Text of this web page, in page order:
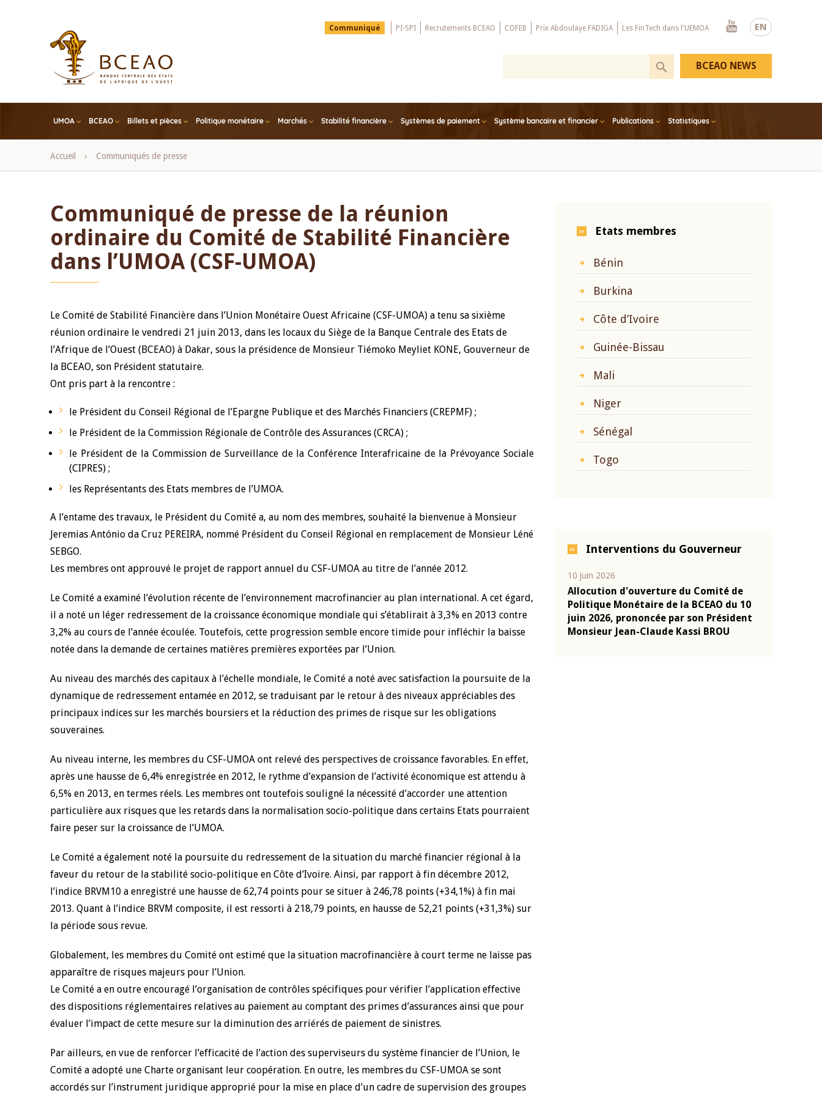
EN
Menu
Top
Communiqué PI-SPI Recrutements BCEAO COFEB Prix Abdoulaye FADIGA Les FinTech dans l'UEMOA
Youtube
UMOA BCEAO Billets et pièces Politique monétaire Marchés Stabilité financière Systèmes de paiement Système bancaire et financier Publications Statistiques
BCEAO NEWS
Fil
Accueil Communiqués de presse
Communiqué de presse de la réunion
ordinaire du Comité de Stabilité Financière
dans l’UMOA (CSF-UMOA)
Le Comité de Stabilité Financière dans l’Union Monétaire Ouest Africaine (CSF-UMOA) a tenu sa sixième
réunion ordinaire le vendredi 21 juin 2013, dans les locaux du Siège de la Banque Centrale des Etats de
l’Afrique de l’Ouest (BCEAO) à Dakar, sous la présidence de Monsieur Tiémoko Meyliet KONE, Gouverneur de
la BCEAO, son Président statutaire.
Ont pris part à la rencontre :
le Président du Conseil Régional de l’Epargne Publique et des Marchés Financiers (CREPMF) ;
le Président de la Commission Régionale de Contrôle des Assurances (CRCA) ;
le Président de la Commission de Surveillance de la Conférence Interafricaine de la Prévoyance Sociale
(CIPRES) ;
les Représentants des Etats membres de l’UMOA.
A l’entame des travaux, le Président du Comité a, au nom des membres, souhaité la bienvenue à Monsieur
Jeremias António da Cruz PEREIRA, nommé Président du Conseil Régional en remplacement de Monsieur Léné
SEBGO.
Les membres ont approuvé le projet de rapport annuel du CSF-UMOA au titre de l’année 2012.
Le Comité a examiné l’évolution récente de l’environnement macrofinancier au plan international. A cet égard,
il a noté un léger redressement de la croissance économique mondiale qui s’établirait à 3,3% en 2013 contre
3,2% au cours de l’année écoulée. Toutefois, cette progression semble encore timide pour infléchir la baisse
notée dans la demande de certaines matières premières exportées par l’Union.
Au niveau des marchés des capitaux à l’échelle mondiale, le Comité a noté avec satisfaction la poursuite de la
dynamique de redressement entamée en 2012, se traduisant par le retour à des niveaux appréciables des
principaux indices sur les marchés boursiers et la réduction des primes de risque sur les obligations
souveraines.
Au niveau interne, les membres du CSF-UMOA ont relevé des perspectives de croissance favorables. En effet,
après une hausse de 6,4% enregistrée en 2012, le rythme d’expansion de l’activité économique est attendu à
6,5% en 2013, en termes réels. Les membres ont toutefois souligné la nécessité d’accorder une attention
particulière aux risques que les retards dans la normalisation socio-politique dans certains Etats pourraient
faire peser sur la croissance de l’UMOA.
Le Comité a également noté la poursuite du redressement de la situation du marché financier régional à la
faveur du retour de la stabilité socio-politique en Côte d’Ivoire. Ainsi, par rapport à fin décembre 2012,
l’indice BRVM10 a enregistré une hausse de 62,74 points pour se situer à 246,78 points (+34,1%) à fin mai
2013. Quant à l’indice BRVM composite, il est ressorti à 218,79 points, en hausse de 52,21 points (+31,3%) sur
la période sous revue.
Globalement, les membres du Comité ont estimé que la situation macrofinancière à court terme ne laisse pas
apparaître de risques majeurs pour l’Union.
Le Comité a en outre encouragé l’organisation de contrôles spécifiques pour vérifier l’application effective
des dispositions réglementaires relatives au paiement au comptant des primes d’assurances ainsi que pour
évaluer l’impact de cette mesure sur la diminution des arriérés de paiement de sinistres.
Par ailleurs, en vue de renforcer l’efficacité de l’action des superviseurs du système financier de l’Union, le
Comité a adopté une Charte organisant leur coopération. En outre, les membres du CSF-UMOA se sont
accordés sur l’instrument juridique approprié pour la mise en place d’un cadre de supervision des groupes
Etats membres
Bénin
Burkina
Côte d’Ivoire
Guinée-Bissau
Mali
Niger
Sénégal
Togo
Interventions du Gouverneur
d'ouverture du Comité de
Monétaire de la BCEAO du 10
2026, prononcée par son Président
Jean-Claude Kassi BROU
04 mars 2026
Allocution d'ouverture du Comité de
Politique Monétaire de la BCEAO du 4
mars 2026, prononcée par son Président
Monsieur Jean-Claude Kassi BROU
Mot introductif du Gouverneur Jean-
Claude Kassi BROU lors de la cérémonie
de présentation du rapport annuel 2025
de la BCEAO
10 juin 2026
Allocution d'ouverture du Comité de
Politique Monétaire de la BCEAO du 10
juin 2026, prononcée par son Président
Monsieur Jean-Claude Kassi BROU